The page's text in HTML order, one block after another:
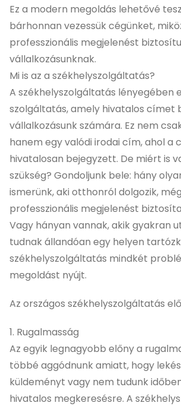
Ez a modern megoldás lehetővé
bárhonnan vezessük cégünket,
professzionális megjelenést
vállalkozásunknak.
Mi is az a székhelyszolgáltatás?
A székhelyszolgáltatás lényegében
szolgáltatás, amely hivatalos címet
vállalkozásunk számára. Ez nem
hanem egy valódi irodai cím, ahol a
hivatalosan bejegyzett. De miért is
szükség? Gondoljunk bele: hány
ismerünk, aki otthonról dolgozik,
professzionális megjelenést
Vagy hányan vannak, akik gyakran
tudnak állandóan egy helyen
székhelyszolgáltatás mindkét
megoldást nyújt.
Az országos székhelyszolgáltatás
1. Rugalmasság
Az egyik legnagyobb előny a
többé aggódnunk amiatt, hogy
küldeményt vagy nem tudunk
hivatalos megkeresésre. A